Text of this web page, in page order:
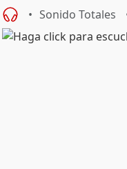
Sonido Totales